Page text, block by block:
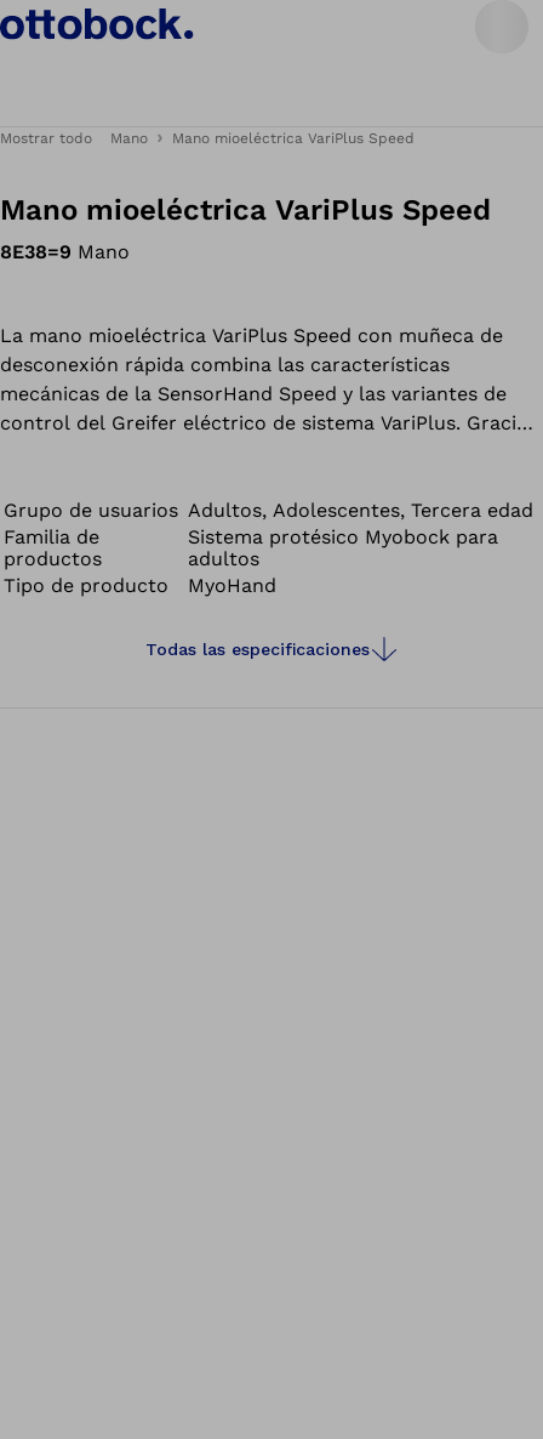
Mostrar todo Mano Mano mioeléctrica VariPlus Speed
Mano mioeléctrica VariPlus Speed
8E38=9 Mano
La mano mioeléctrica VariPlus Speed con muñeca de
desconexión rápida combina las características
mecánicas de la SensorHand Speed y las variantes de
control del Greifer eléctrico de sistema VariPlus. Gracias
forma rápida y precisa.
Grupo de usuarios Adultos, Adolescentes, Tercera edad
Familia de
productos
Sistema protésico Myobock para
adultos
Tipo de producto
MyoHand
Todas las especificaciones